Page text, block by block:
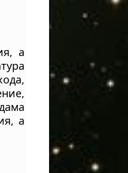
а
а